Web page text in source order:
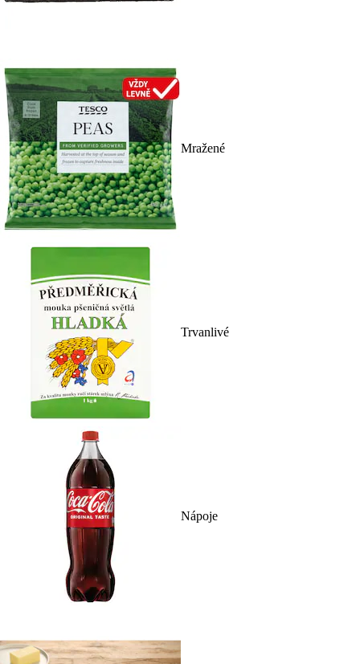
Mražené
Trvanlivé
Nápoje